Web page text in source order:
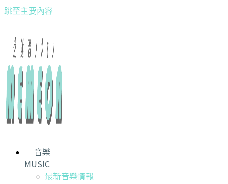
跳至主要內容
音樂
MUSIC
最新音樂情報